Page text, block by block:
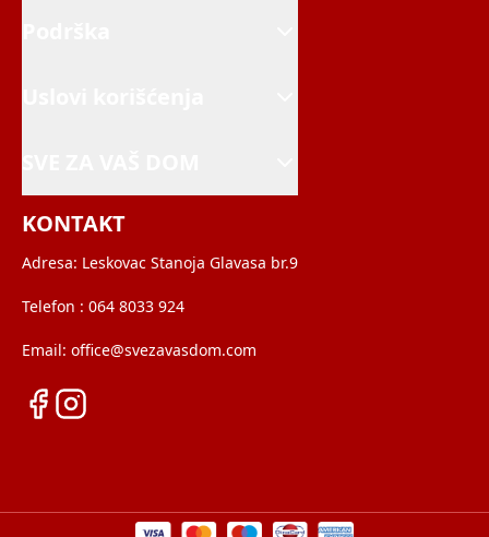
KONTAKT
Adresa: Leskovac Stanoja Glavasa br.9
Telefon : 064 8033 924
Email: office@svezavasdom.com